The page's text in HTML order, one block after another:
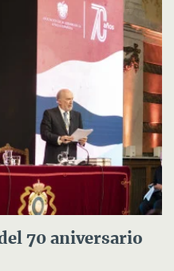
70 aniversario